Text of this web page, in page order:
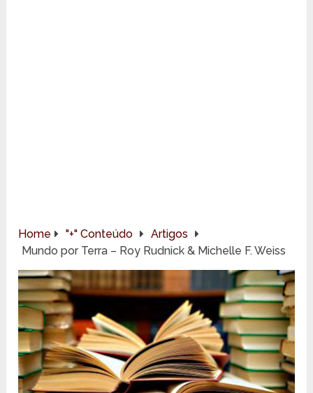
Home "+" Conteúdo
Artigos
Mundo por Terra – Roy Rudnick & Michelle F. Weiss